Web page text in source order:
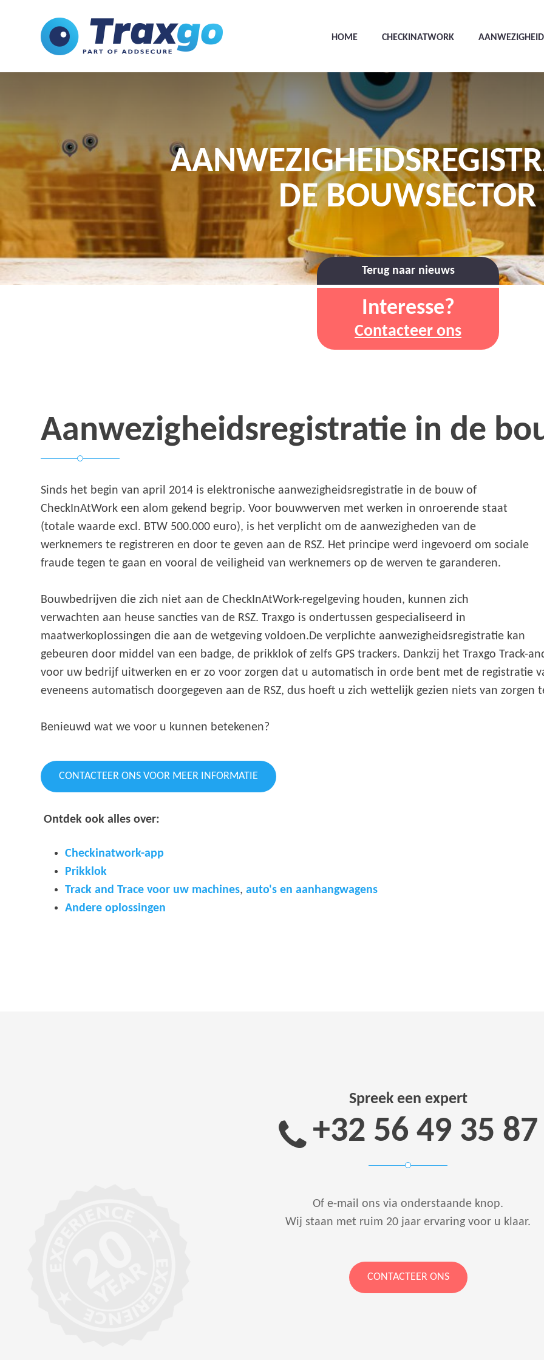
HOME CHECKINATWORK
DE BOUWSECTOR
Terug naar nieuws
Interesse?
Contacteer ons
Aanwezigheidsregistratie in de
Sinds het begin van april 2014 is elektronische aanwezigheidsregistratie in de bouw of
CheckInAtWork een alom gekend begrip. Voor bouwwerven met werken in onroerende staat
(totale waarde excl. BTW 500.000 euro), is het verplicht om de aanwezigheden van de
werknemers te registreren en door te geven aan de RSZ. Het principe werd ingevoerd om sociale
fraude tegen te gaan en vooral de veiligheid van werknemers op de werven te garanderen.
Bouwbedrijven die zich niet aan de CheckInAtWork-regelgeving houden, kunnen zich
verwachten aan heuse sancties van de RSZ. Traxgo is ondertussen gespecialiseerd in
maatwerkoplossingen die aan de wetgeving voldoen.De verplichte aanwezigheidsregistratie kan
gebeuren door middel van een badge, de prikklok of zelfs GPS trackers. Dankzij het Traxgo Track-
voor uw bedrijf uitwerken en er zo voor zorgen dat u automatisch in orde bent met de registratie
eveneens automatisch doorgegeven aan de RSZ, dus hoeft u zich wettelijk gezien niets van zorgen
Benieuwd wat we voor u kunnen betekenen?
CONTACTEER ONS VOOR MEER INFORMATIE
Ontdek ook alles over:
Checkinatwork-app
Prikklok
Track and Trace voor uw machines,auto's en aanhangwagens
Andere oplossingen
Spreek een expert
+32 56 49 35 87
Of e-mail ons via onderstaande knop.
Wij staan met ruim 20 jaar ervaring voor u klaar.
CONTACTEER ONS